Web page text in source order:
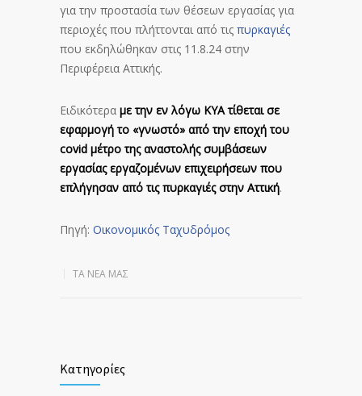
για την προστασία των θέσεων εργασίας για
περιοχές που πλήττονται από τις πυρκαγιές
που εκδηλώθηκαν στις 11.8.24 στην
Περιφέρεια Αττικής.
Ειδικότερα με την εν λόγω ΚΥΑ τίθεται σε
εφαρμογή το «γνωστό» από την εποχή του
covid μέτρο της αναστολής συμβάσεων
εργασίας εργαζομένων επιχειρήσεων που
επλήγησαν από τις πυρκαγιές στην Αττική.
Πηγή: Οικονομικός Ταχυδρόμος
ΤΑ ΝΈΑ ΜΑΣ
Κατηγορίες